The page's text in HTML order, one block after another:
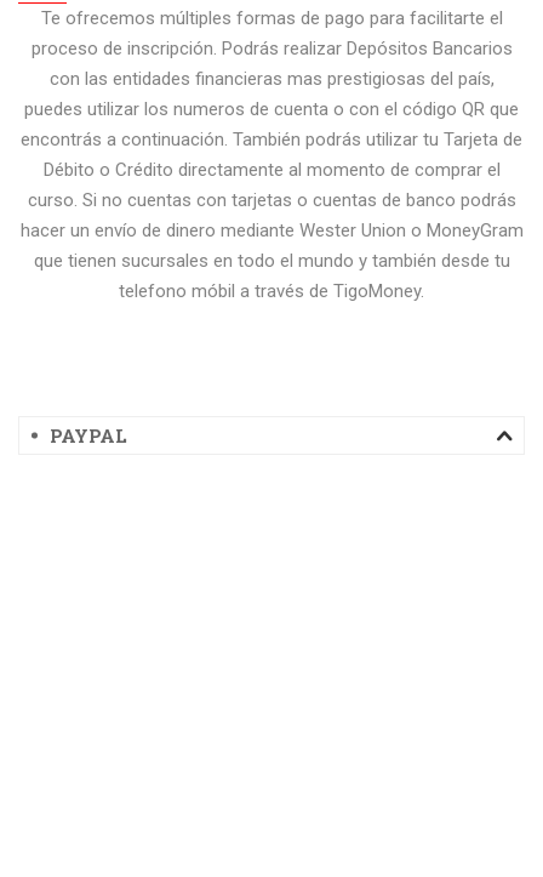
Te ofrecemos múltiples formas de pago para facilitarte el
proceso de inscripción. Podrás realizar Depósitos Bancarios
con las entidades financieras mas prestigiosas del país,
puedes utilizar los numeros de cuenta o con el código QR que
encontrás a continuación. También podrás utilizar tu Tarjeta de
Débito o Crédito directamente al momento de comprar el
curso. Si no cuentas con tarjetas o cuentas de banco podrás
hacer un envío de dinero mediante Wester Union o MoneyGram
que tienen sucursales en todo el mundo y también desde tu
telefono móbil a través de TigoMoney.
PAYPAL